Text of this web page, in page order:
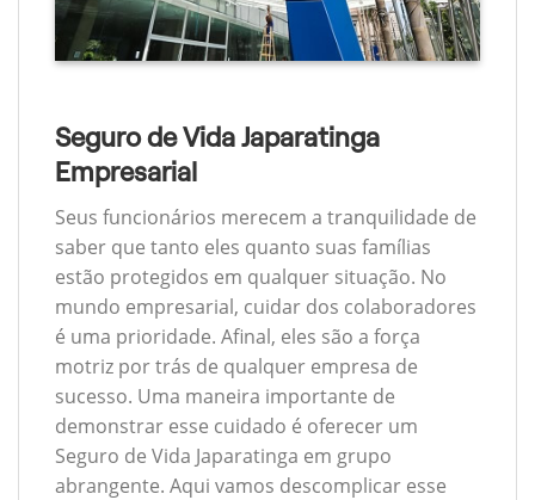
Seguro de Vida Japaratinga
Empresarial
Seus funcionários merecem a tranquilidade de
saber que tanto eles quanto suas famílias
estão protegidos em qualquer situação. No
mundo empresarial, cuidar dos colaboradores
é uma prioridade. Afinal, eles são a força
motriz por trás de qualquer empresa de
sucesso. Uma maneira importante de
demonstrar esse cuidado é oferecer um
Seguro de Vida Japaratinga em grupo
abrangente. Aqui vamos descomplicar esse